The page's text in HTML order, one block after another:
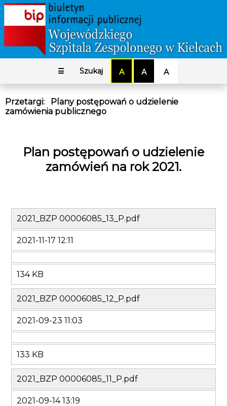
☰ Szukaj A A A
Przetargi:
Plany postępowań o udzielenie
zamówienia publicznego
Plan postępowań o udzielenie
zamówień na rok 2021.
2021_BZP 00006085_13_P.pdf
2021-11-17 12:11
134 KB
2021_BZP 00006085_12_P.pdf
2021-09-23 11:03
133 KB
2021_BZP 00006085_11_P.pdf
2021-09-14 13:19